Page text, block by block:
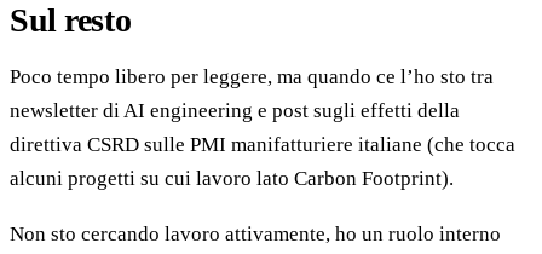
Sul resto
Poco tempo libero per leggere, ma quando ce l’ho sto tra
newsletter di AI engineering e post sugli effetti della
direttiva CSRD sulle PMI manifatturiere italiane (che tocca
alcuni progetti su cui lavoro lato Carbon Footprint).
Non sto cercando lavoro attivamente, ho un ruolo interno